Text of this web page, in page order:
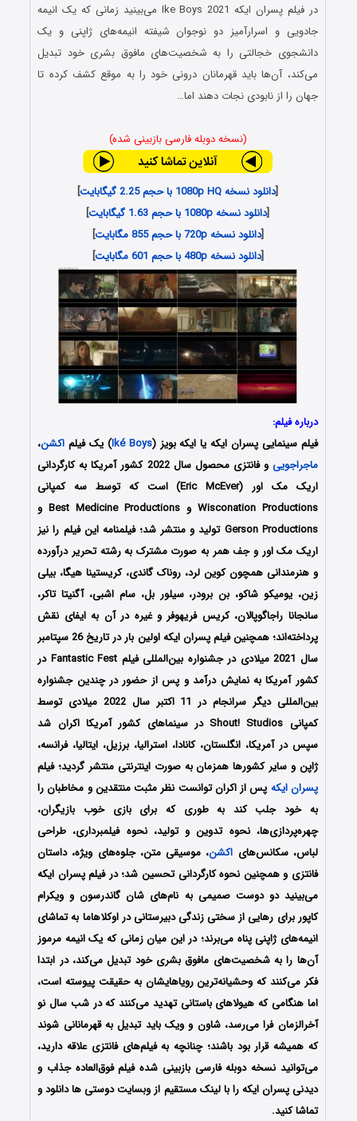
در فیلم پسران ایکه Ike Boys 2021 می‌بینید زمانی که یک انیمه
جادویی و اسرارآمیز دو نوجوان شیفته انیمه‌های ژاپنی و یک
دانشجوی خجالتی را به شخصیت‌های مافوق بشری خود تبدیل
می‌کند، آن‌ها باید قهرمانان درونی خود را به موقع کشف کرده تا
جهان را از نابودی نجات دهند اما…
(نسخه دوبله فارسی بازبینی شده)
[دانلود نسخه 1080p HQ با حجم 2.25 گیگابایت
]
[دانلود نسخه 1080p با حجم 1.63 گیگابایت
]
[دانلود نسخه 720p با حجم 855 مگابایت
]
[دانلود نسخه 480p با حجم 601 مگابایت ]
درباره فیلم:
فیلم سینمایی پسران ایکه یا ایکه بویز(
Iké Boys) یک فیلم اکشن،
ماجراجویی و فانتزی محصول سال 2022 کشور آمریکا به کارگردانی
اریک مک اور (Eric McEver) است که توسط سه کمپانی
Wisconation Productions و Best Medicine Productions و
Gerson Productions تولید و منتشر شد؛ فیلمنامه این فیلم را نیز
اریک مک اور و جف همر به صورت مشترک به رشته تحریر درآورده
و هنرمندانی همچون کوین لرد، روناک گاندی، کریستینا هیگا، بیلی
زین، یومیکو شاکو، بن برودر، سیلور بل، سام اشبی، آگنیتا تاکر،
سانجانا راجاگوپالان، کریس فریهوفر و غیره در آن به ایفای نقش
پرداخته‌اند؛ همچنین فیلم پسران ایکه اولین بار در تاریخ 26 سپتامبر
سال 2021 میلادی در جشنواره بین‌المللی فیلم Fantastic Fest در
کشور آمریکا به نمایش درآمد و پس از حضور در چندین جشنواره
بین‌المللی دیگر سرانجام در 11 اکتبر سال 2022 میلادی توسط
کمپانی‌ Shout! Studios در سینماهای کشور آمریکا اکران شد
سپس در آمریکا، انگلستان، کانادا، استرالیا، برزیل، ایتالیا، فرانسه،
ژاپن و سایر کشورها همزمان به صورت اینترنتی منتشر گردید؛ فیلم
پسران ایکه پس از اکران توانست نظر مثبت منتقدین و مخاطبان را
به خود جلب کند به طوری که برای بازی خوب بازیگران،
چهره‌پردازی‌ها، نحوه تدوین و تولید، نحوه فیلمبرداری، طراحی
لباس، سکانس‌های اکشن، موسیقی متن، جلوه‌های ویژه، داستان
فانتزی و همچنین نحوه کارگردانی تحسین شد؛ در فیلم پسران ایکه
می‌بینید دو دوست صمیمی به نام‌های شان گاندرسون و ویکرام
کاپور برای رهایی از سختی زندگی دبیرستانی در اوکلاهاما به تماشای
انیمه‌های ژاپنی پناه می‌برند؛ در این میان زمانی که یک انیمه مرموز
آن‌ها را به شخصیت‌های مافوق بشری خود تبدیل می‌کند، در ابتدا
فکر می‌کنند که وحشیانه‌ترین رویاهایشان به حقیقت پیوسته است،
اما هنگامی که هیولاهای باستانی تهدید می‌کنند که در شب سال نو
آخرالزمان فرا می‌رسد، شاون و ویک باید تبدیل به قهرمانانی شوند
که همیشه قرار بود باشند؛ چنانچه به فیلم‌های فانتزی علاقه دارید،
می‌توانید نسخه دوبله فارسی بازبینی شده فیلم فوق‌العاده جذاب و
دیدنی پسران ایکه را با ‌لینک مستقیم از وبسایت دوستی ها دانلود و
تماشا کنید.